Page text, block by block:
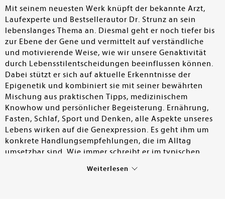
Mit seinem neuesten Werk knüpft der bekannte Arzt,
Laufexperte und Bestsellerautor Dr. Strunz an sein
lebenslanges Thema an. Diesmal geht er noch tiefer bis
zur Ebene der Gene und vermittelt auf verständliche
und motivierende Weise, wie wir unsere Genaktivität
durch Lebensstilentscheidungen beeinflussen können.
Dabei stützt er sich auf aktuelle Erkenntnisse der
Epigenetik und kombiniert sie mit seiner bewährten
Mischung aus praktischen Tipps, medizinischem
Knowhow und persönlicher Begeisterung. Ernährung,
Fasten, Schlaf, Sport und Denken, alle Aspekte unseres
Lebens wirken auf die Genexpression. Es geht ihm um
konkrete Handlungsempfehlungen, die im Alltag
umsetzbar sind. Wie immer schreibt er im typischen
Manche Passagen mögen überspitzt wirken, doch
Weiterlesen